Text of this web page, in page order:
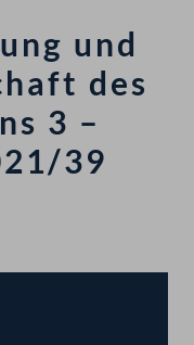
und
des
3 –
39